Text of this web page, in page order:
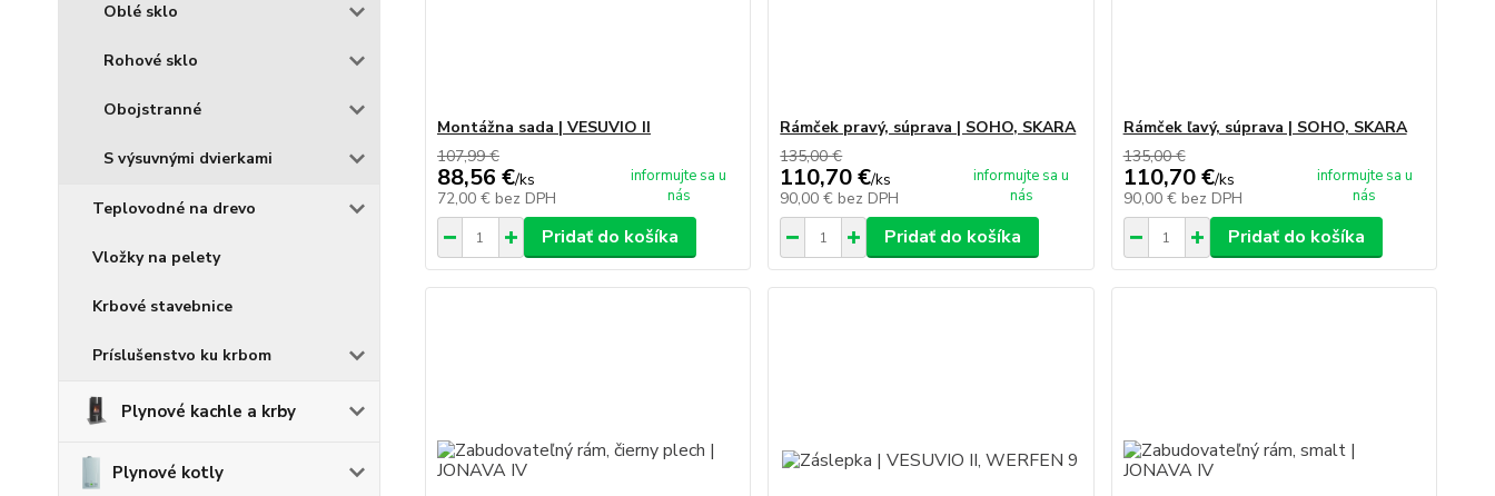
Oblé sklo
Rohové sklo
Obojstranné
S výsuvnými dvierkami
Teplovodné na drevo
Vložky na pelety
Krbové stavebnice
Príslušenstvo ku krbom
Plynové kachle a krby
Plynové kotly
Montážna sada | VESUVIO II
107,99 €
88,56 €/ks
72,00 € bez DPH
informujte sa u
nás
Pridať do košíka
Rámček pravý, súprava | SOHO, SKARA
135,00 €
110,70 €/ks
90,00 € bez DPH
informujte sa u
nás
Pridať do košíka
Rámček ľavý, súprava | SOHO, SKARA
135,00 €
110,70 €/ks
90,00 € bez DPH
informujte sa u
nás
Pridať do košíka